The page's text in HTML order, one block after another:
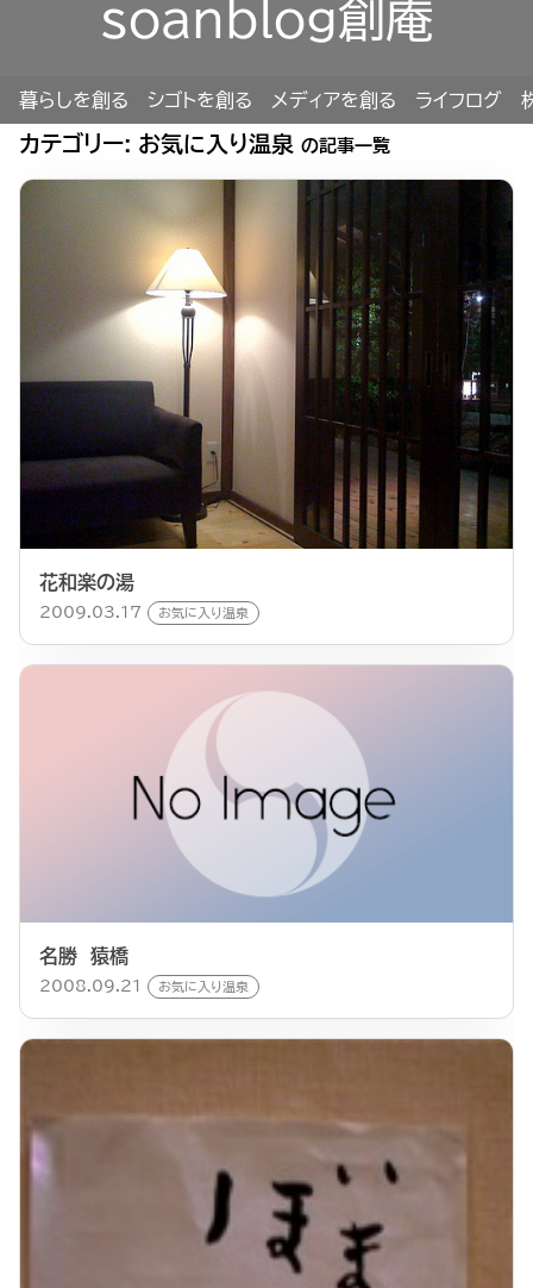
soanblog創庵
暮らしを創る シゴトを創る メディアを創る ライフログ
カテゴリー: お気に入り温泉 の記事一覧
花和楽の湯
2009.03.17 お気に入り温泉
名勝 猿橋
2008.09.21 お気に入り温泉